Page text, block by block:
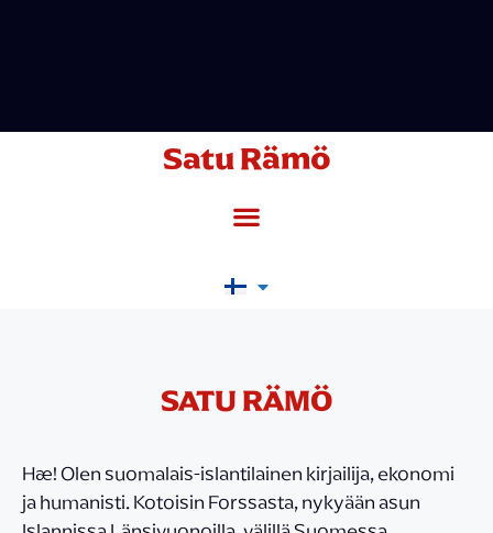
Satu Rämö
SATU RÄMÖ
Hæ! Olen suomalais-islantilainen kirjailija, ekonomi
ja humanisti. Kotoisin Forssasta, nykyään asun